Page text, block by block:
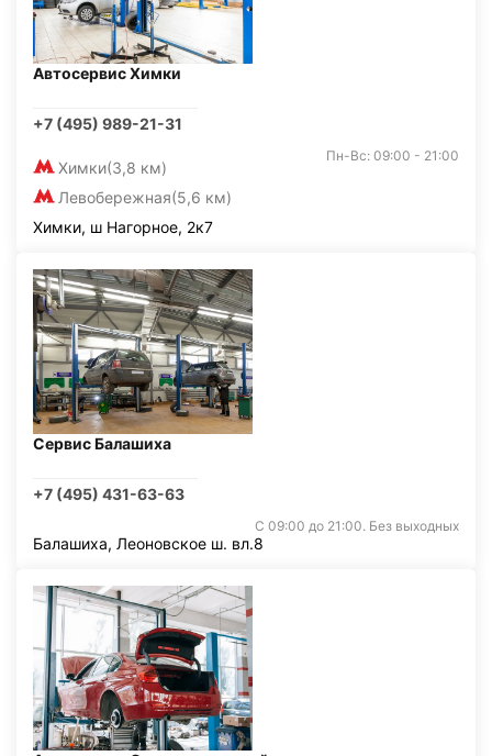
Автосервис Химки
+7 (495) 989-21-31
Химки(3,8 км)
Левобережная(5,6 км)
Пн-Вс: 09:00 - 21:00
Химки, ш Нагорное, 2к7
Сервис Балашиха
+7 (495) 431-63-63
С 09:00 до 21:00. Без выходных
Балашиха, Леоновское ш. вл.8